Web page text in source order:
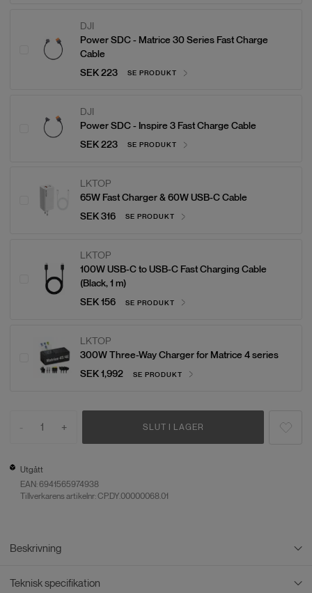
DJI
Power SDC - Matrice 30 Series Fast Charge
Cable
SEK 223
SE PRODUKT
DJI
Power SDC - Inspire 3 Fast Charge Cable
SEK 223
SE PRODUKT
LKTOP
65W Fast Charger & 60W USB-C Cable
SEK 316
SE PRODUKT
LKTOP
100W USB-C to USB-C Fast Charging Cable
(Black, 1 m)
SEK 156
SE PRODUKT
LKTOP
300W Three-Way Charger for Matrice 4 series
SEK 1,992
SE PRODUKT
- 1 + SLUT I LAGER
Utgått
EAN:6941565974938
Tillverkarens artikelnr: CP.DY.00000068.01
Beskrivning
Teknisk specifikation